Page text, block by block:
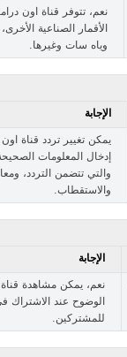
نعم، تتوفر قناة اون
الأقمار الصناعية
وياه سات وغيرها.
الإجابة
يمكن تغيير تردد قناة
إدخال المعلومات
والتي تتضمن التردد،
والاستقطاب.
الإجابة
نعم، يمكن مشاهدة قناة
للمشتركين.